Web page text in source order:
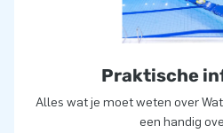
Praktische
Alles wat je moet weten over
een handig